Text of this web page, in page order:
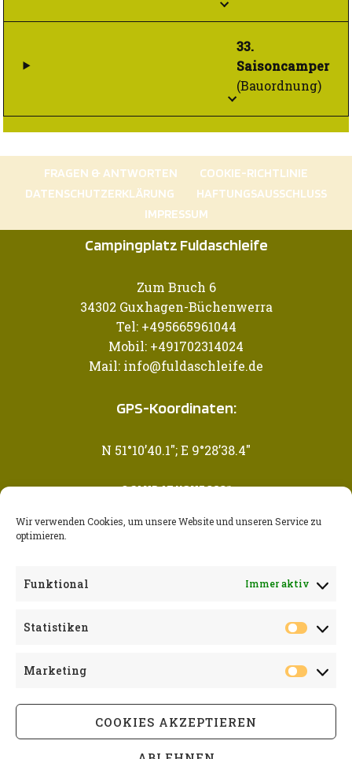
Wir verwenden Cookies, um unsere Website und unseren Service zu
optimieren.
Funktional Immer aktiv
Statistiken
Marketing
COOKIES AKZEPTIEREN
33.
Saisoncamper
(Bauordnung)
FRAGEN & ANTWORTEN
COOKIE-RICHTLINIE
DATENSCHUTZERKLÄRUNG
HAFTUNGSAUSSCHLUSS
IMPRESSUM
Campingplatz Fuldaschleife
Zum Bruch 6
34302 Guxhagen-Büchenwerra
Tel: +495665961044
Mobil: +491702314024
Mail: info@fuldaschleife.de
GPS-Koordinaten:
N 51°10’40.1″; E 9°28’38.4″
© CAMP AT HOME 2021
E-MAIL-ADRESSE
Datenschutzbestimmungen zustimmen